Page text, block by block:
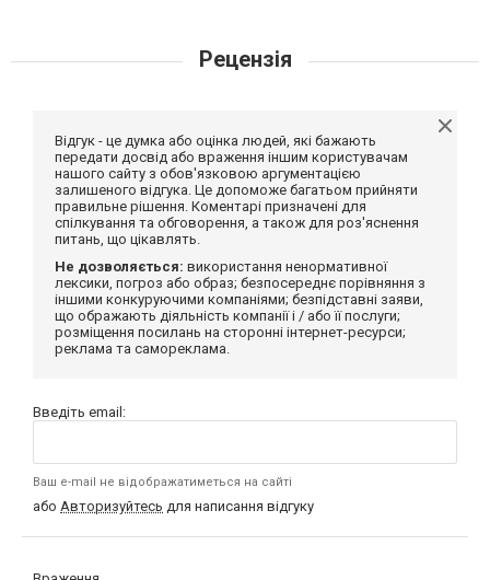
Рецензія
Відгук - це думка або оцінка людей, які бажають
передати досвід або враження іншим користувачам
нашого сайту з обов'язковою аргументацією
залишеного відгука. Це допоможе багатьом прийняти
правильне рішення. Коментарі призначені для
спілкування та обговорення, а також для роз'яснення
питань, що цікавлять.
Не дозволяється: використання ненормативної
лексики, погроз або образ; безпосереднє порівняння з
іншими конкуруючими компаніями; безпідставні заяви,
що ображають діяльність компанії і / або її послуги;
розміщення посилань на сторонні інтернет-ресурси;
реклама та самореклама.
Введіть email:
Ваш e-mail не відображатиметься на сайті
або Авторизуйтесь для написання відгуку